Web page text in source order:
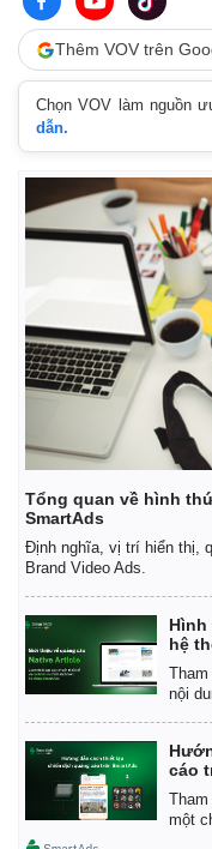
Quan sát
Cuộc sống đó đây
Thêm VOV trên
Chọn VOV làm nguồn
dẫn.
Tổng quan về hình
SmartAds
Định nghĩa, vị trí hiển thị,
Brand Video Ads.
Hình
hệ
nội
cáo
một